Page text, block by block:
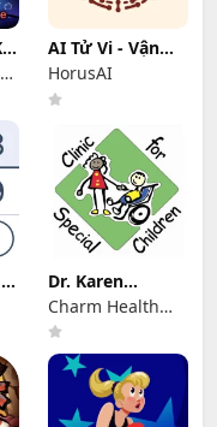
AI Tử Vi - Vận
Hạn 2026
HorusAI
Dr. Karen
Harum, MD
Charm Health
Apps /
MedicalMine